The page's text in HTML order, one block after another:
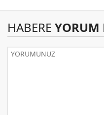
HABERE YORUM